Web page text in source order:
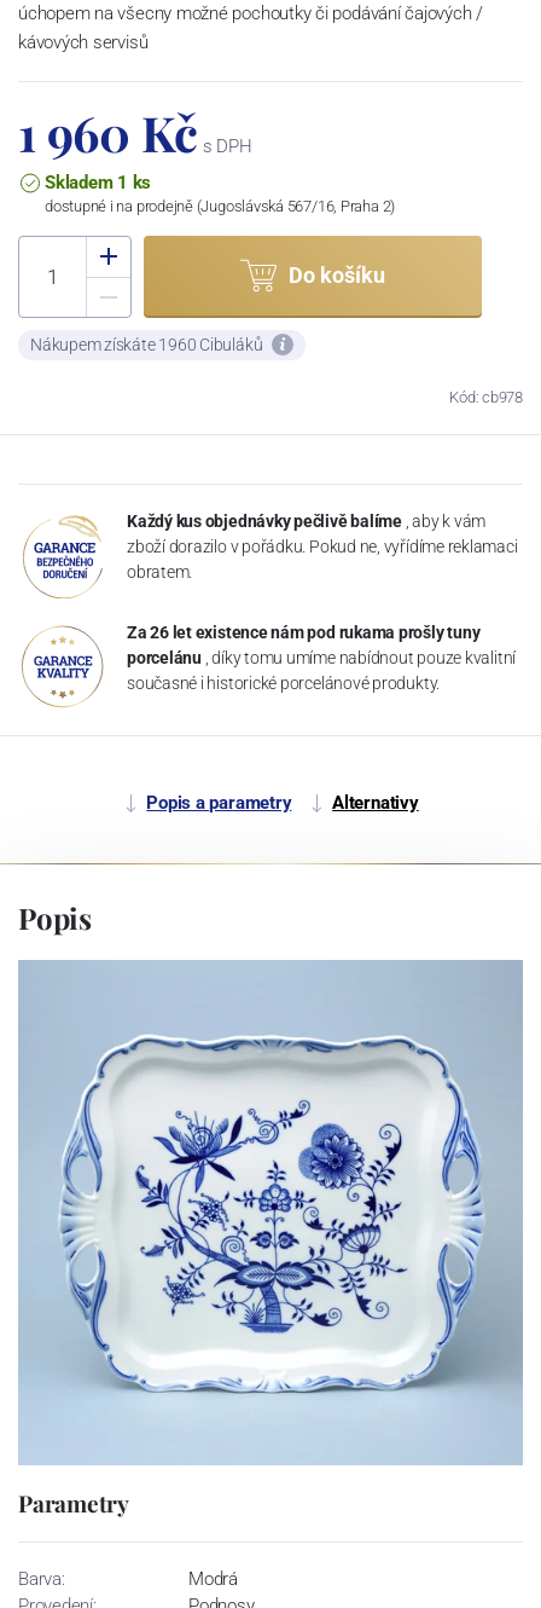
úchopem na všecny možné pochoutky či podávání čajových /
kávových servisů
1 960 Kč s DPH
Skladem 1 ks
dostupné i na prodejně (Jugoslávská 567/16, Praha 2)
Do košíku
Nákupem získáte 1960 Cibuláků
Kód: cb978
Každý kus objednávky pečlivě balíme , aby k vám
zboží dorazilo v pořádku. Pokud ne, vyřídíme reklamaci
obratem.
Za 26 let existence nám pod rukama prošly tuny
porcelánu , díky tomu umíme nabídnout pouze kvalitní
současné i historické porcelánové produkty.
Popis a parametry Alternativy
Popis
Parametry
Barva:
Modrá